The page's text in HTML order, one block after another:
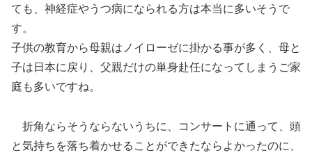
ても、神経症やうつ病になられる方は本当に多いそうで
す。
子供の教育から母親はノイローゼに掛かる事が多く、母と
子は日本に戻り、父親だけの単身赴任になってしまうご家
庭も多いですね。
折角ならそうならないうちに、コンサートに通って、頭
と気持ちを落ち着かせることができたならよかったのに、